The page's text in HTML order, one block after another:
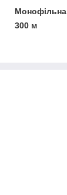
Монофільна
300 м